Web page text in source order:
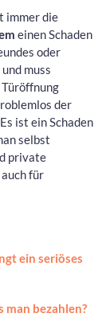
immer die
einen Schaden
oder
muss
der
ist ein Schaden
selbst
private
für
ein seriöses
man bezahlen?